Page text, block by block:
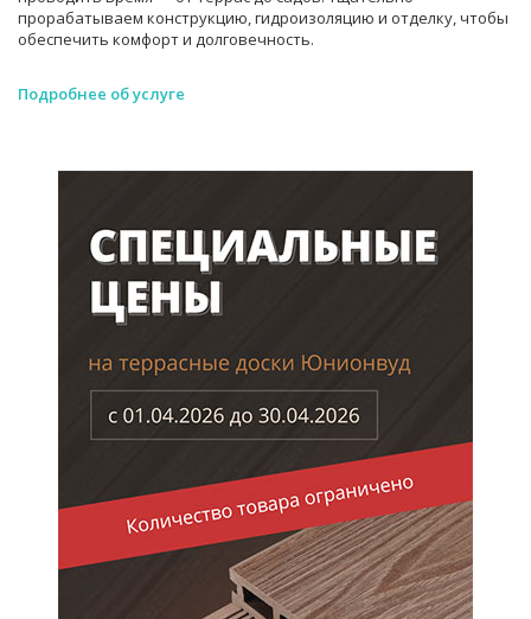
прорабатываем конструкцию, гидроизоляцию и отделку, чтобы
обеспечить комфорт и долговечность.
Подробнее об услуге